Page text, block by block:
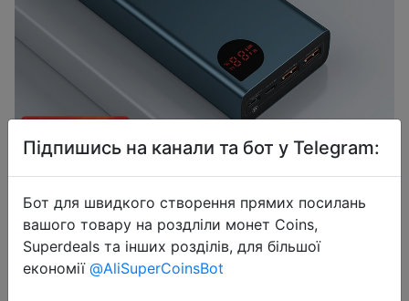
2023-09-20
20000mAh Portable Powerbank
Quick Charge QC 4.0 3.0 Fast
Charging Charger Poverbank For
Підпишись на канали та бот у Telegram:
Бот для швидкого створення прямих посилань
вашого товару на роздліли монет Coins,
Superdeals та інших розділів, для більшої
економії @AliSuperCoinsBot